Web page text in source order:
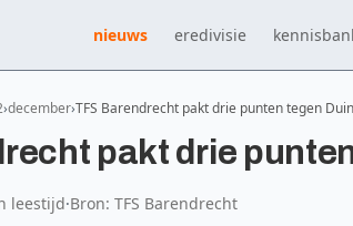
nieuws eredivisie
december TFS Barendrecht pakt drie punten tegen
pakt drie
leestijd·Bron: TFS Barendrecht